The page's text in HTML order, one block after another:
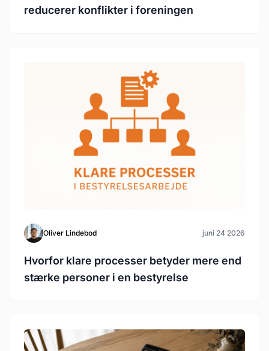
reducerer konflikter i foreningen
Oliver Lindebod juni 24 2026
Hvorfor klare processer betyder mere end
stærke personer i en bestyrelse